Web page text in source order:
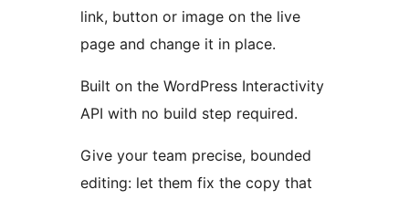
link, button or image on the live
page and change it in place.
Built on the WordPress Interactivity
API with no build step required.
Give your team precise, bounded
editing: let them fix the copy that